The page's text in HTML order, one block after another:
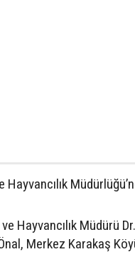
Hayvancılık
ve Hayvancılık Müdürü
Merkez Karakaş